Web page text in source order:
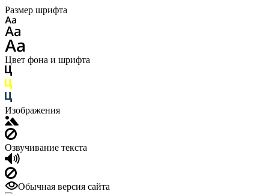
Размер шрифта
Цвет фона и шрифта
Изображения
Озвучивание текста
Обычная версия сайта